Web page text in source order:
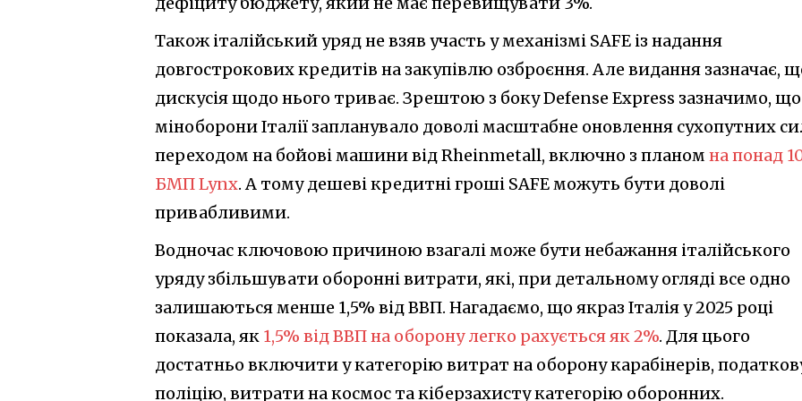
Також італійський уряд не взяв участь у механізмі SAFE із надання
довгострокових кредитів на закупівлю озброєння. Але видання зазначає,
дискусія щодо нього триває. Зрештою з боку Defense Express зазначимо, що
міноборони Італії запланувало доволі масштабне оновлення сухопутних
переходом на бойові машини від Rheinmetall, включно з планом на понад
БМП Lynx. А тому дешеві кредитні гроші SAFE можуть бути доволі
привабливими.
Водночас ключовою причиною взагалі може бути небажання італійського
уряду збільшувати оборонні витрати, які, при детальному огляді все одно
залишаються менше 1,5% від ВВП. Нагадаємо, що якраз Італія у 2025 році
показала, як 1,5% від ВВП на оборону легко рахується як 2%. Для цього
достатньо включити у категорію витрат на оборону карабінерів,
поліцію, витрати на космос та кіберзахисту категорію оборонних.